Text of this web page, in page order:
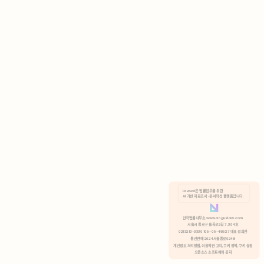
분석 쿠키 허용
Lawvot은 법률업무를 위한
AI 기반 자료조사 · 문서작성 플랫폼입니다.
안국법률사무소 www.anguklaw.com
서울시 종로구 율곡로2길 7, 304호
02)3210-3330 105-05-48527 대표 정희찬
통신판매 2024서울종로0248
개인정보 처리방침, 이용약관 고지, 쿠키 정책, 쿠키 설정
오픈소스 소프트웨어 공지